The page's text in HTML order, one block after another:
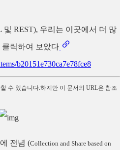
및 REST), 우리는 이곳에서 더 많
릭하여 보았다
b20151e730ca7e78fce8
수 있습니다.하지만 이 문서의 URL은 참조
전념 (Collection and Share based on